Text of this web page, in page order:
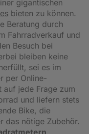
gigantischen
bieten zu können.
Beratung durch
Fahrradverkauf und
Besuch bei
bleiben keine
sei es im
per Online-
auf jede Frage zum
und liefern stets
Bike, die
das nötige Zubehör.